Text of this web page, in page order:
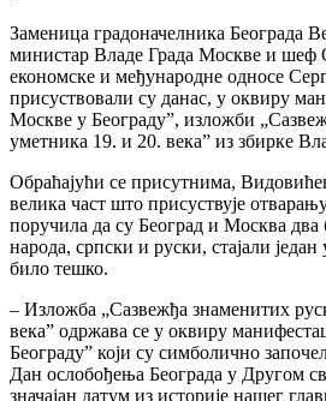
Заменица градоначелника Београда
министар Владе Града Москве и
економске и међународне односе
присуствовали су данас, у оквиру
Москве у Београду”, изложби
уметника 19. и 20. века” из збирке
Обраћајући се присутнима,
велика част што присуствује
поручила да су Београд и Москва два
народа, српски и руски, стајали један
било тешко.
– Изложба „Сазвежђа знаменитих
века” одржава се у оквиру
Београду” који су симболично
Дан ослобођења Београда у Другом
значајан датум из историје нашег